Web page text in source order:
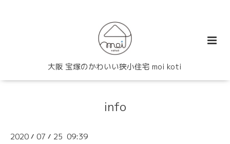
大阪 宝塚のかわいい狭小住宅 moi koti
info
2020 / 07 / 25 09:39